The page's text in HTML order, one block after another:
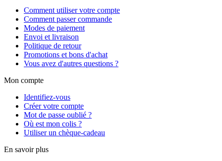
Comment utiliser votre compte
Comment passer commande
Modes de paiement
Envoi et livraison
Politique de retour
Promotions et bons d'achat
Vous avez d'autres questions ?
Mon compte
Identifiez-vous
Créer votre compte
Mot de passe oublié ?
Où est mon colis ?
Utiliser un chèque-cadeau
En savoir plus